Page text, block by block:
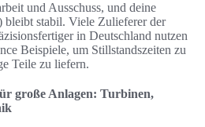
und Ausschuss, und deine
bleibt stabil. Viele Zulieferer der
in Deutschland nutzen
Beispiele, um Stillstandszeiten zu
Teile zu liefern.
große Anlagen: Turbinen,